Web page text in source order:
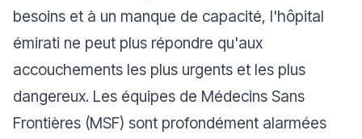
besoins et à un manque de capacité, l'hôpital
émirati ne peut plus répondre qu'aux
accouchements les plus urgents et les plus
dangereux. Les équipes de Médecins Sans
Frontières (MSF) sont profondément alarmées